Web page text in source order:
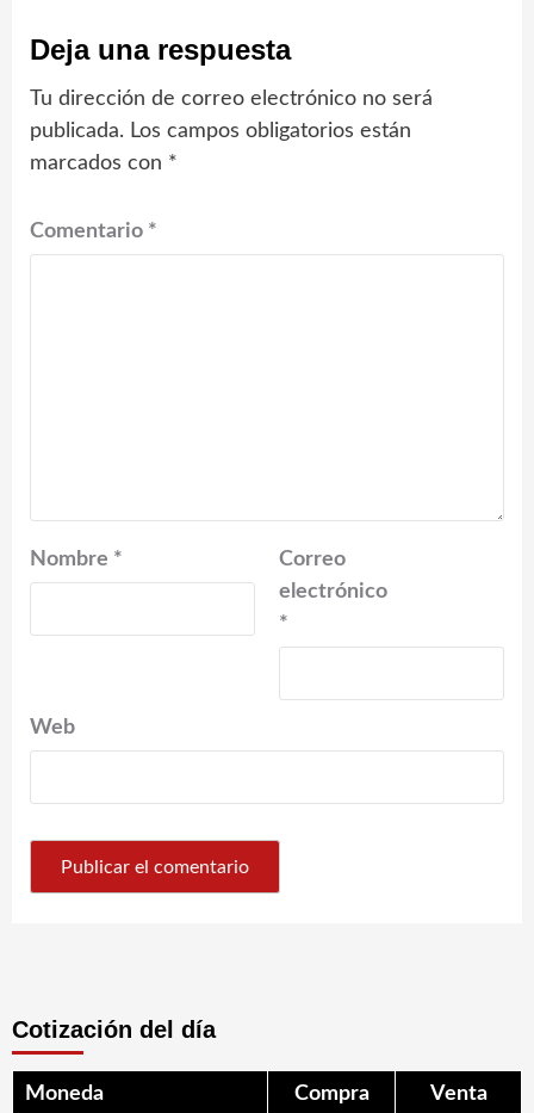
Deja una respuesta
Tu dirección de correo electrónico no será
publicada. Los campos obligatorios están
marcados con *
Comentario *
Nombre *
Correo
electrónico
*
Web
Cotización del día
Moneda Compra Venta